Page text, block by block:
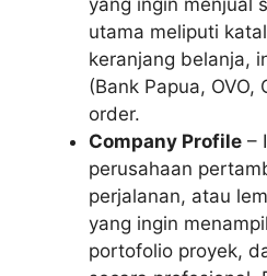
yang ingin menjual
utama meliputi
keranjang belanja,
(Bank Papua,
order.
Company Profile –
perusahaan
perjalanan, atau
yang ingin
portofolio proyek,